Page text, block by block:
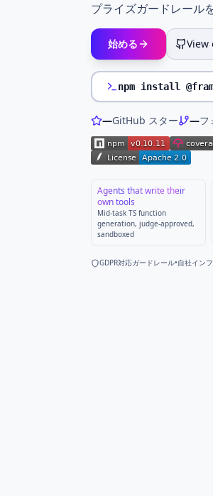
プライズガードレール
始める View
npm install
—GitHub スター —フ
Agents that write their
own tools
Mid-task TS function
generation, judge-approved,
sandboxed
GDPR対応ガードレール•自社イン